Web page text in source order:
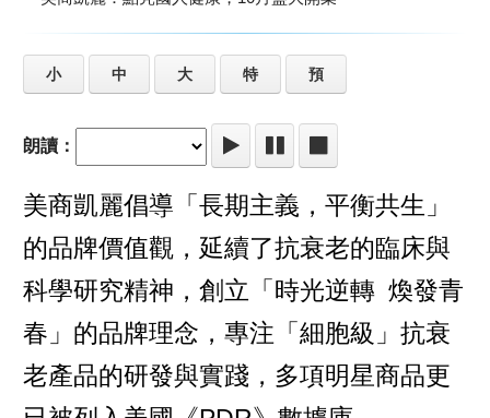
小 中 大 特 預
朗讀：
美商凱麗倡導「長期主義，平衡共生」
的品牌價值觀，延續了抗衰老的臨床與
科學研究精神，創立「時光逆轉 煥發青
春」的品牌理念，專注「細胞級」抗衰
老產品的研發與實踐，多項明星商品更